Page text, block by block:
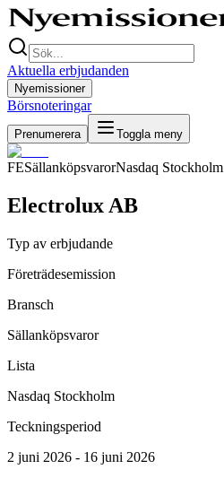
Aktuella erbjudanden
Nyemissioner
Börsnoteringar
Prenumerera Toggla meny
FESällanköpsvarorNasdaq Stockholm
Electrolux AB
Typ av erbjudande
Företrädesemission
Bransch
Sällanköpsvaror
Lista
Nasdaq Stockholm
Teckningsperiod
2 juni 2026 - 16 juni 2026